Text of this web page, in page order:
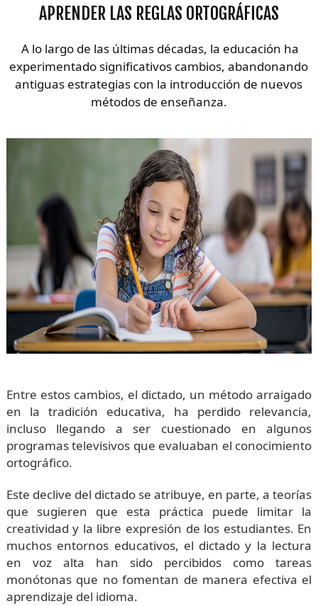
APRENDER LAS REGLAS ORTOGRÁFICAS
A lo largo de las últimas décadas, la educación ha
experimentado significativos cambios, abandonando
antiguas estrategias con la introducción de nuevos
métodos de enseñanza.
Entre estos cambios, el dictado, un método arraigado
en la tradición educativa, ha perdido relevancia,
incluso llegando a ser cuestionado en algunos
programas televisivos que evaluaban el conocimiento
ortográfico.
Este declive del dictado se atribuye, en parte, a teorías
que sugieren que esta práctica puede limitar la
creatividad y la libre expresión de los estudiantes. En
muchos entornos educativos, el dictado y la lectura
en voz alta han sido percibidos como tareas
monótonas que no fomentan de manera efectiva el
aprendizaje del idioma.